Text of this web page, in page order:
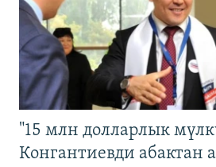
"15 млн долларлык
Конгантиевди абактан